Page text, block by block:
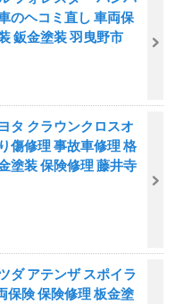
のヘコミ直し 車両保
鈑金塗装 羽曳野市
タ クラウンクロスオ
傷修理 事故車修理 格
塗装 保険修理 藤井寺
ダ アテンザ スポイラ
保険 保険修理 板金塗